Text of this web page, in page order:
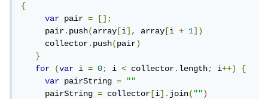
{
var pair =
[];
     pair
.push(array[i], array[i + 1])
     collector
.push(pair)
}
for
(var i = 0; i < collector.length; i++)
{
var pairString =
""
     pairString
= collector[i].join("")